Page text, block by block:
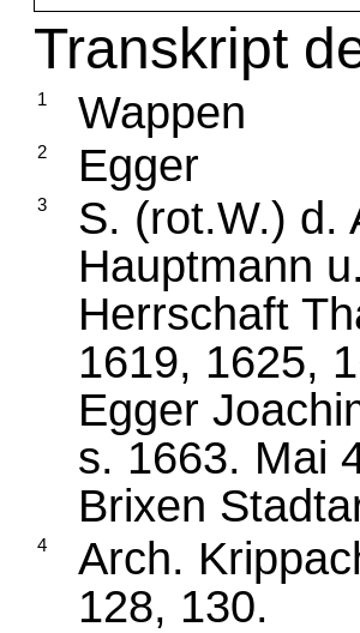
Transkript
1 Wappen
2 Egger
3
S. (rot.W.) d.
Hauptmann
Herrschaft
1619, 1625,
Egger
s. 1663. Mai
Brixen
4
Arch.
128, 130.